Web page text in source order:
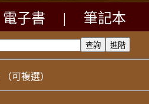
電子書 筆記本
（可複選）